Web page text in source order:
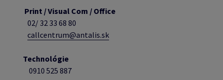
Print / Visual Com / Office
02/ 32 33 68 80
callcentrum@antalis.sk
Technológie
0910 525 887